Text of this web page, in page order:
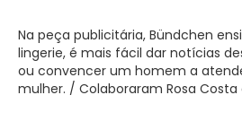
Na peça publicitária, Bündchen
lingerie, é mais fácil dar notícias
ou convencer um homem a
mulher. / Colaboraram Rosa Costa